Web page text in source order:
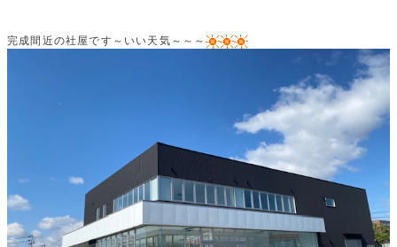
完成間近の社屋です～いい天気～～～